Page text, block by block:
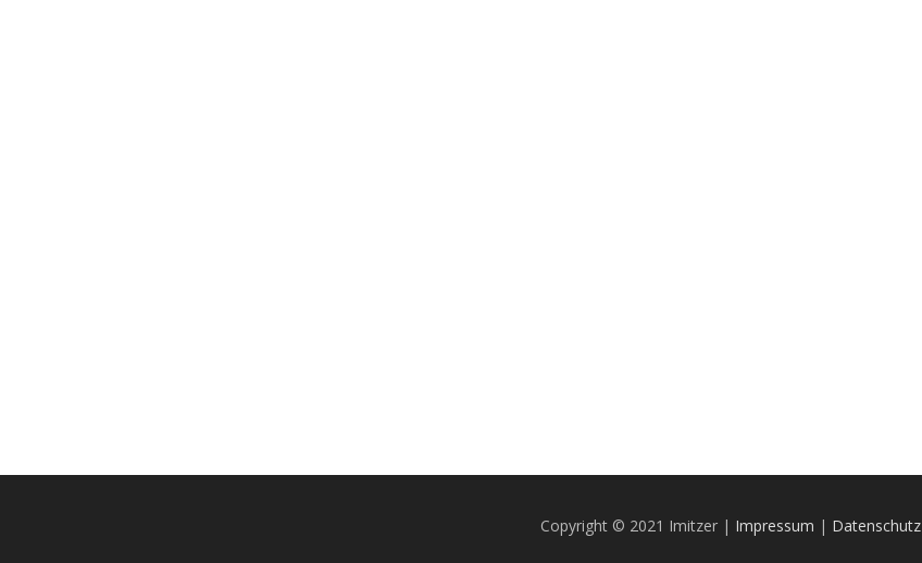
Copyright © 2021 Imitzer | Impressum | Datenschutz